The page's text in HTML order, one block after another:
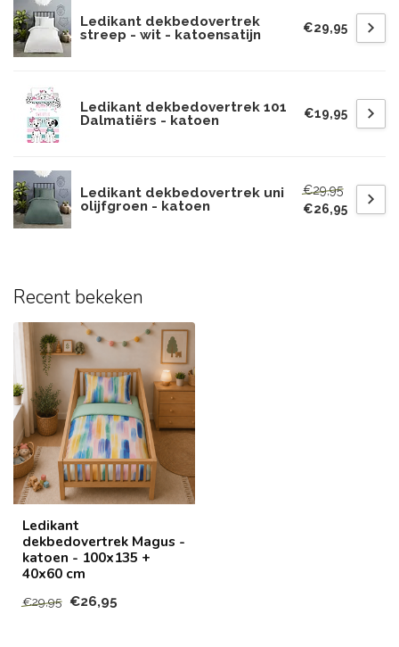
Ledikant dekbedovertrek
streep - wit - katoensatijn
€29,95
Ledikant dekbedovertrek 101
Dalmatiërs - katoen
€19,95
Ledikant dekbedovertrek uni
olijfgroen - katoen
€29,95
€26,95
Recent bekeken
Ledikant
dekbedovertrek Magus -
katoen - 100x135 +
40x60 cm
€29,95 €26,95